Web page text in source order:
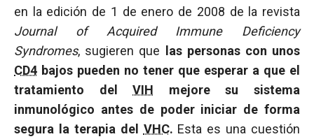
en la edición de 1 de enero de 2008 de la revista
Journal of Acquired Immune Deficiency
Syndromes, sugieren que
las personas con unos
CD4 bajos pueden no tener que esperar a que el
tratamiento delVIH mejore su sistema
inmunológico antes de poder iniciar de forma
segura la terapia del VHC. Esta es una cuestión